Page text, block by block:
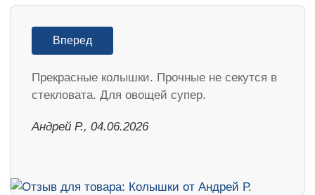
Вперед
Прекрасные колышки. Прочные не секутся в
стекловата. Для овощей супер.
Андрей Р., 04.06.2026